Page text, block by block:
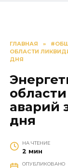
ГЛАВНАЯ »
ОБЛАСТИ
ДНЯ
аварий
дня
НА ЧТЕНИЕ
2 мин
ОПУБЛИКОВАНО